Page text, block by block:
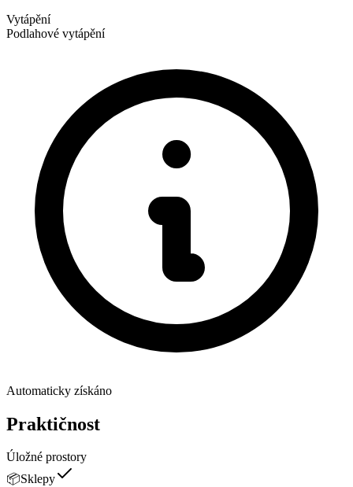
Vytápění
Podlahové vytápění
Automaticky získáno
Praktičnost
Úložné prostory
📦Sklepy